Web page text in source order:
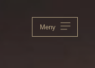
Meny